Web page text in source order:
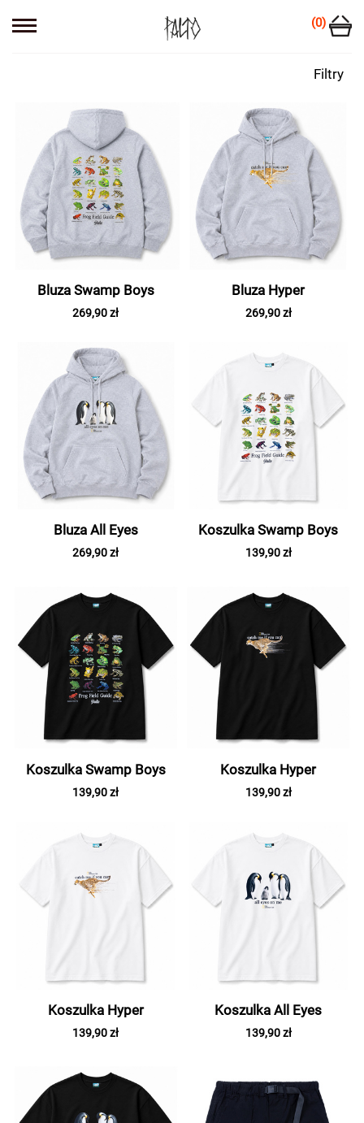
(0)
Filtry
Bluza Swamp Boys
269,90 zł
Bluza Hyper
269,90 zł
Bluza All Eyes
269,90 zł
Koszulka Swamp Boys
139,90 zł
Koszulka Swamp Boys
139,90 zł
Koszulka Hyper
139,90 zł
Koszulka Hyper
139,90 zł
Koszulka All Eyes
139,90 zł